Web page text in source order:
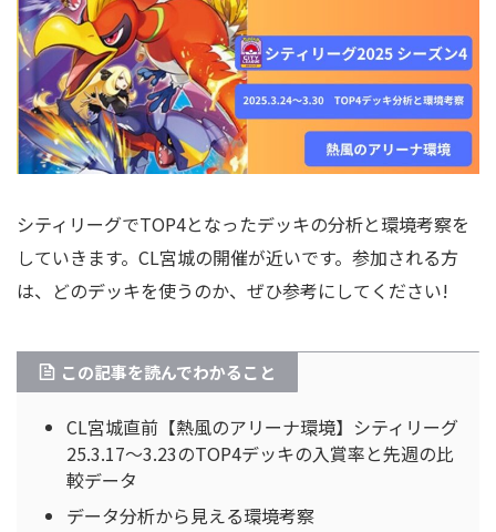
シティリーグでTOP4となったデッキの分析と環境考察を
していきます。CL宮城の開催が近いです。参加される方
は、どのデッキを使うのか、ぜひ参考にしてください!
この記事を読んでわかること
CL宮城直前【熱風のアリーナ環境】シティリーグ
25.3.17～3.23のTOP4デッキの入賞率と先週の比
較データ
データ分析から見える環境考察